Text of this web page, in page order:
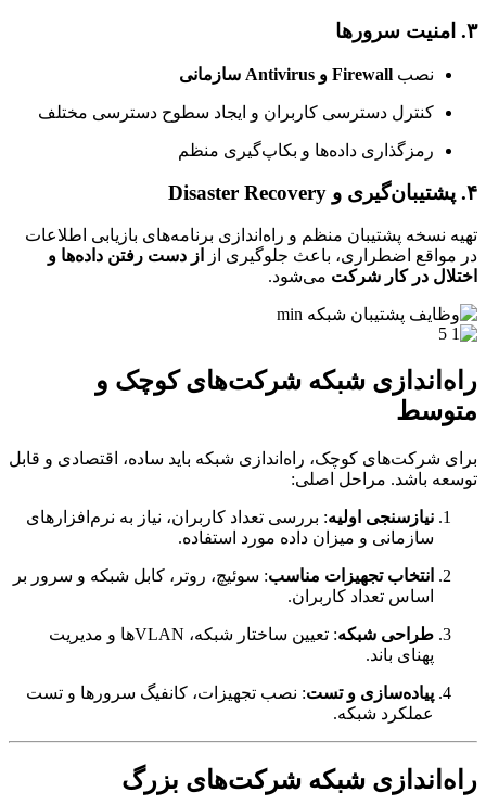
نصبFirewall و Antivirus سازمانی
کنترل دسترسی کاربران و ایجاد سطوح دسترسی مختلف
رمزگذاری داده‌ها و بکاپ‌گیری منظم
نسخه پشتیبان منظم و راه‌اندازی برنامه‌های بازیابی اطلاعات
اضطراری، باعث جلوگیری از از دست رفتن داده‌ها و
در کار شرکتمی‌شود.
شبکه شرکت‌های کوچک و
شرکت‌های کوچک، راه‌اندازی شبکه باید ساده، اقتصادی و قابل
باشد. مراحل اصلی:
نیازسنجی اولیه : بررسی تعداد کاربران، نیاز به نرم‌افزارهای
سازمانی و میزان داده مورد استفاده.
انتخاب تجهیزات مناسب: سوئیچ، روتر، کابل شبکه و سرور بر
اساس تعداد کاربران.
طراحی شبکه
: تعیین ساختار شبکه، VLANها و مدیریت
پهنای باند.
پیاده‌سازی و تست: نصب تجهیزات، کانفیگ سرورها و تست
عملکرد شبکه.
شبکه شرکت‌های بزرگ